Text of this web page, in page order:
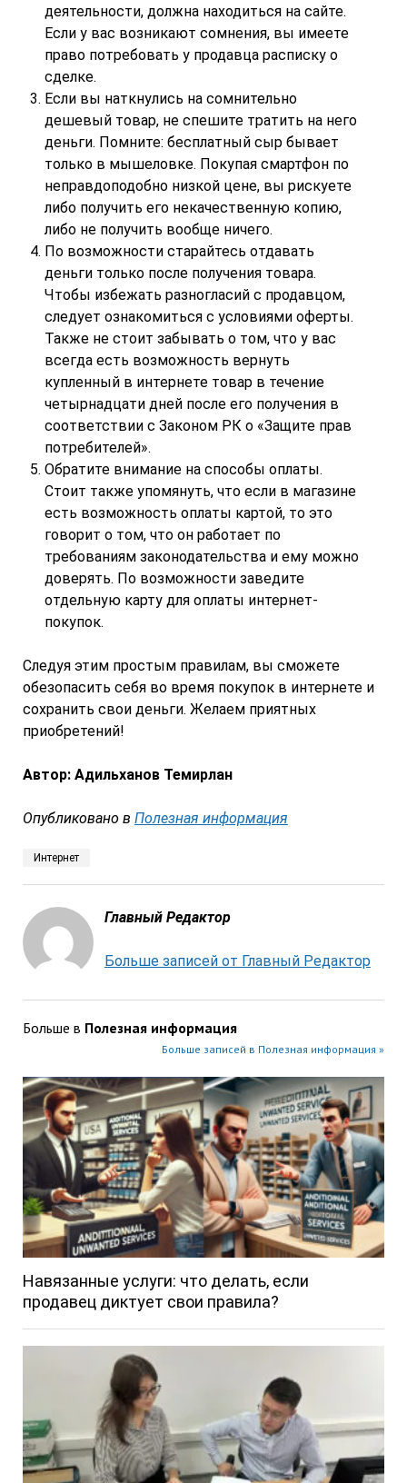
деятельности, должна находиться на сайте.
Если у вас возникают сомнения, вы имеете
право потребовать у продавца расписку о
сделке.
Если вы наткнулись на сомнительно
дешевый товар, не спешите тратить на него
деньги. Помните: бесплатный сыр бывает
только в мышеловке. Покупая смартфон по
неправдоподобно низкой цене, вы рискуете
либо получить его некачественную копию,
либо не получить вообще ничего.
По возможности старайтесь отдавать
деньги только после получения товара.
Чтобы избежать разногласий с продавцом,
следует ознакомиться с условиями оферты.
Также не стоит забывать о том, что у вас
всегда есть возможность вернуть
купленный в интернете товар в течение
четырнадцати дней после его получения в
соответствии с Законом РК о «Защите прав
потребителей».
Обратите внимание на способы оплаты.
Стоит также упомянуть, что если в магазине
есть возможность оплаты картой, то это
говорит о том, что он работает по
требованиям законодательства и ему можно
доверять. По возможности заведите
отдельную карту для оплаты интернет-
покупок.
Следуя этим простым правилам, вы сможете
обезопасить себя во время покупок в интернете и
сохранить свои деньги. Желаем приятных
приобретений!
Автор: Адильханов Темирлан
Опубликовано в Полезная информация
Интернет
Главный Редактор
Больше записей от Главный Редактор
Больше в Полезная информация
Больше записей в Полезная информация »
Навязанные услуги: что делать, если
продавец диктует свои правила?